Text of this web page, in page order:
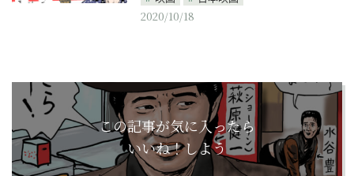
2020/10/18
この記事が気に入ったら
いいね！しよう